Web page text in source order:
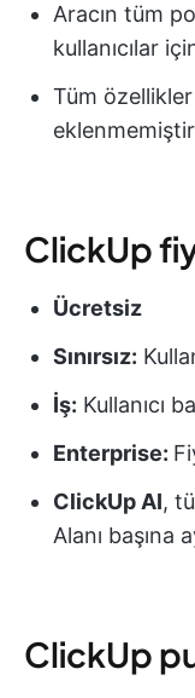
Aracın tüm
kullanıcılar
Tüm
eklenmemiştir
ClickUp
Ücretsiz
Sınırsız:
İş: Kullanıcı
Enterprise:
ClickUp AI,
Alanı başına
ClickUp